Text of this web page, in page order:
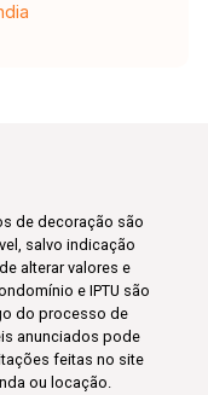
de decoração são
salvo indicação
alterar valores e
e IPTU são
do processo de
anunciados pode
feitas no site
ou locação.